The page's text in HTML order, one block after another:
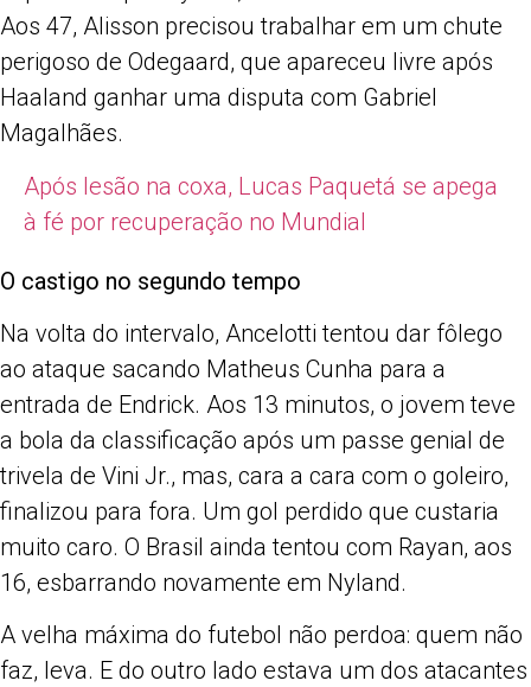
Aos 47, Alisson precisou trabalhar em um chute
perigoso de Odegaard, que apareceu livre após
Haaland ganhar uma disputa com Gabriel
Magalhães.
Após lesão na coxa, Lucas Paquetá se apega
à fé por recuperação no Mundial
O castigo no segundo tempo
Na volta do intervalo, Ancelotti tentou dar fôlego
ao ataque sacando Matheus Cunha para a
entrada de Endrick. Aos 13 minutos, o jovem teve
a bola da classificação após um passe genial de
trivela de Vini Jr., mas, cara a cara com o goleiro,
finalizou para fora. Um gol perdido que custaria
muito caro. O Brasil ainda tentou com Rayan, aos
16, esbarrando novamente em Nyland.
A velha máxima do futebol não perdoa: quem não
faz, leva. E do outro lado estava um dos atacantes